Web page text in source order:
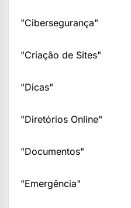
"Cibersegurança"
"Criação de Sites"
"Dicas"
"Diretórios Online"
"Documentos"
"Emergência"